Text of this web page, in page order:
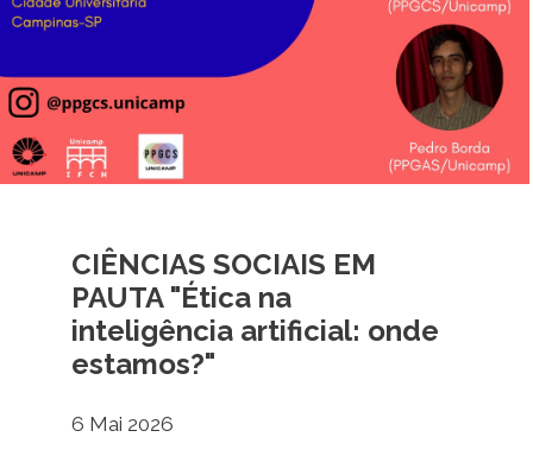
CIÊNCIAS SOCIAIS EM
PAUTA "Ética na
inteligência artificial: onde
estamos?"
6 Mai 2026